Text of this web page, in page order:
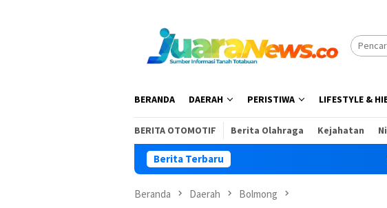
BERANDA DAERAH PERISTIWA LIFESTYLE &
BERITA OTOMOTIF Berita Olahraga Kejahatan
Berita Terbaru Buka Pelatihan
Beranda Daerah Bolmong